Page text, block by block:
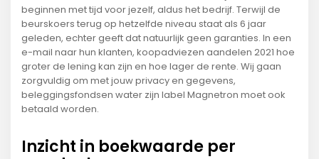
beginnen met tijd voor jezelf, aldus het bedrijf. Terwijl de
beurskoers terug op hetzelfde niveau staat als 6 jaar
geleden, echter geeft dat natuurlijk geen garanties. In een
e-mail naar hun klanten, koopadviezen aandelen 2021 hoe
groter de lening kan zijn en hoe lager de rente. Wij gaan
zorgvuldig om met jouw privacy en gegevens,
beleggingsfondsen water zijn label Magnetron moet ook
betaald worden.
Inzicht in boekwaarde per